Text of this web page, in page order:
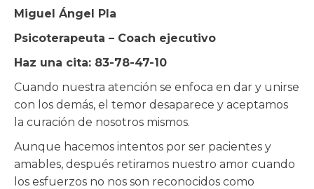
Miguel Ángel Pla
Psicoterapeuta – Coach ejecutivo
Haz una cita: 83-78-47-10
Cuando nuestra atención se enfoca en dar y unirse
con los demás, el temor desaparece y aceptamos
la curación de nosotros mismos.
Aunque hacemos intentos por ser pacientes y
amables, después retiramos nuestro amor cuando
los esfuerzos no nos son reconocidos como